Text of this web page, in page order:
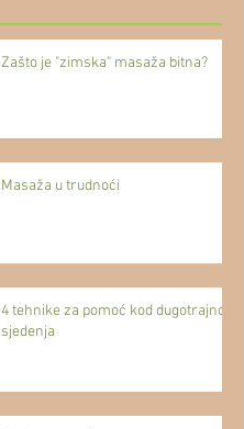
Zašto je "zimska" masaža bitna?
Masaža u trudnoći
4 tehnike za pomoć kod dugotrajnog
sjedenja